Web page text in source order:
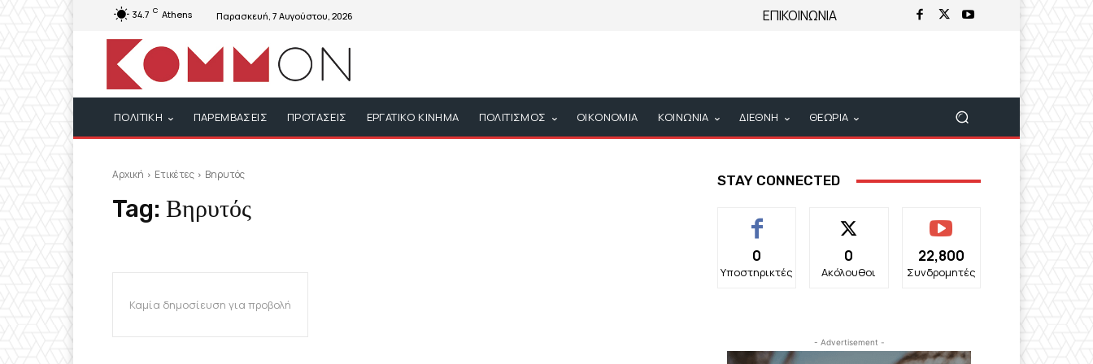
34.7 C Athens Παρασκευή, 7 Αυγούστου, 2026 ΕΠΙΚΟΙΝΩΝΙΑ
ΠΟΛΙΤΙΚΗ ΠΑΡΕΜΒΑΣΕΙΣ ΠΡΟΤΑΣΕΙΣ ΕΡΓΑΤΙΚΟ ΚΙΝΗΜΑ ΠΟΛΙΤΙΣΜΟΣ ΟΙΚΟΝΟΜΙΑ ΚΟΙΝΩΝΙΑ ΔΙΕΘΝΗ ΘΕΩΡΙΑ
Αρχική Ετικέτες Βηρυτός
Tag: Βηρυτός
Καμία δημοσίευση για προβολή
STAY CONNECTED
0
Υποστηρικτές
0
Ακόλουθοι
22,800
Συνδρομητές
- Advertisement -